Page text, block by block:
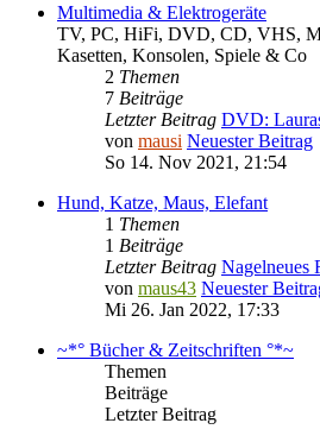
Multimedia & Elektrogeräte
TV, PC, HiFi, DVD, CD, VHS,
Kasetten, Konsolen, Spiele & Co
2 Themen
7 Beiträge
Letzter Beitrag DVD:
von mausi Neuester Beitrag
So 14. Nov 2021, 21:54
Hund, Katze, Maus, Elefant
1 Themen
1 Beiträge
Letzter Beitrag Nagelneues
von maus43 Neuester
Mi 26. Jan 2022, 17:33
~*° Bücher & Zeitschriften °*~
Themen
Beiträge
Letzter Beitrag